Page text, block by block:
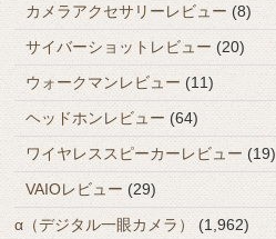
カメラアクセサリーレビュー (8)
サイバーショットレビュー (20)
ウォークマンレビュー (11)
ヘッドホンレビュー (64)
ワイヤレススピーカーレビュー (19)
VAIOレビュー (29)
α（デジタル一眼カメラ）
(1,962)